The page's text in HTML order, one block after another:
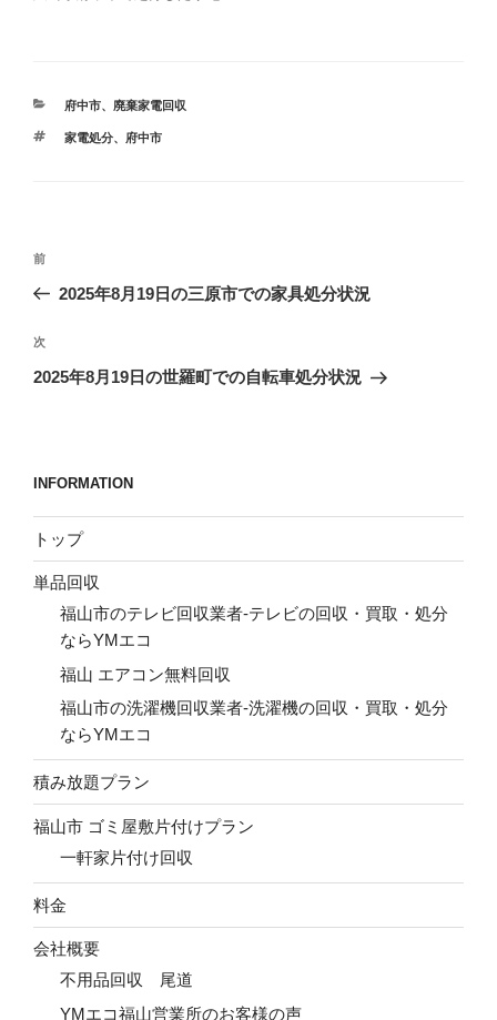
カ
ゴ
府中市、 廃棄家電回収
タ
家電処分、 府中市
投
ビ
ゲ
ン
前
の
稿
前
2025年8月19日の三原市での家具処分状況
次
の
次
2025年8月19日の世羅町での自転車処分状況
INFORMATION
トップ
単品回収
福山市のテレビ回収業者-テレビの回収・買取・処分
ならYMエコ
福山 エアコン無料回収
福山市の洗濯機回収業者-洗濯機の回収・買取・処分
ならYMエコ
積み放題プラン
福山市 ゴミ屋敷片付けプラン
一軒家片付け回収
料金
会社概要
不用品回収 尾道
YMエコ福山営業所のお客様の声